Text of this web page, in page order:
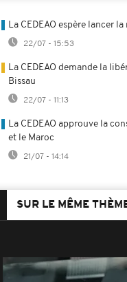
La CEDEAO espère lancer
22/07 - 15:53
La CEDEAO demande la
Bissau
22/07 - 11:13
La CEDEAO approuve la
et le Maroc
21/07 - 14:14
SUR LE MÊME